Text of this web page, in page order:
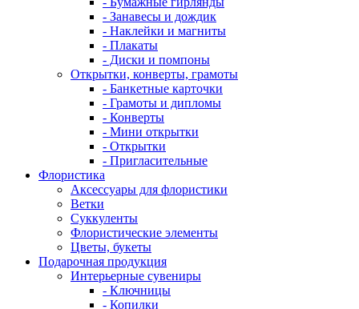
- Занавесы и дождик
- Наклейки и магниты
- Плакаты
- Диски и помпоны
Открытки, конверты, грамоты
- Банкетные карточки
- Грамоты и дипломы
- Конверты
- Мини открытки
- Открытки
- Пригласительные
Флористика
Аксессуары для флористики
Ветки
Суккуленты
Флористические элементы
Цветы, букеты
Подарочная продукция
Интерьерные сувениры
- Ключницы
- Копилки